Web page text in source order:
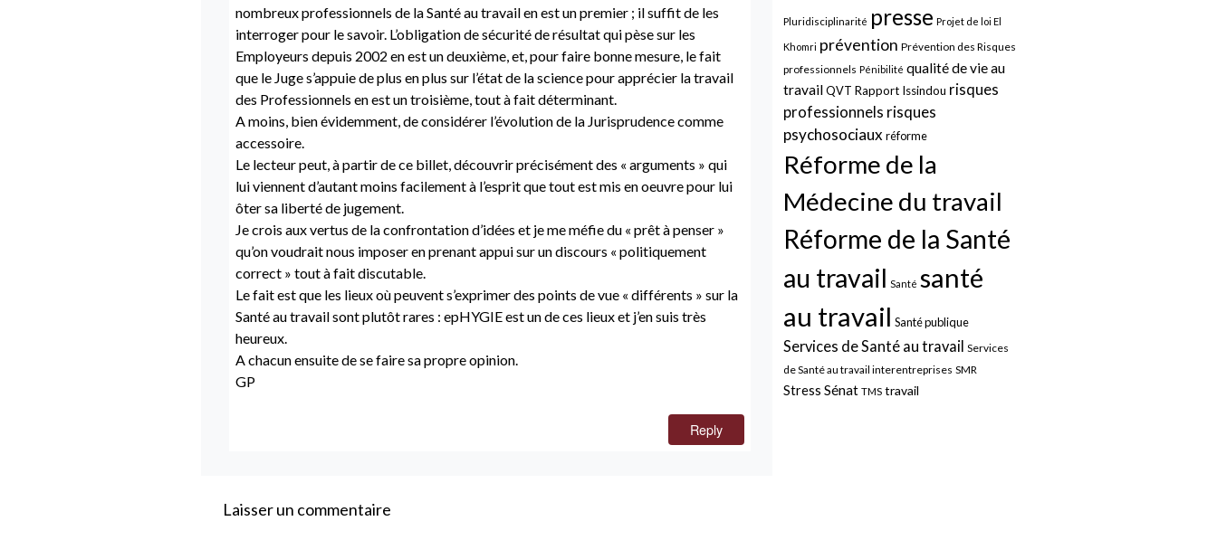
nombreux professionnels de la Santé au travail en est un premier ; il suffit de les
interroger pour le savoir. L’obligation de sécurité de résultat qui pèse sur les
Employeurs depuis 2002 en est un deuxième, et, pour faire bonne mesure, le fait
que le Juge s’appuie de plus en plus sur l’état de la science pour apprécier la travail
des Professionnels en est un troisième, tout à fait déterminant.
A moins, bien évidemment, de considérer l’évolution de la Jurisprudence comme
accessoire.
Le lecteur peut, à partir de ce billet, découvrir précisément des « arguments » qui
lui viennent d’autant moins facilement à l’esprit que tout est mis en oeuvre pour lui
ôter sa liberté de jugement.
Je crois aux vertus de la confrontation d’idées et je me méfie du « prêt à penser »
qu’on voudrait nous imposer en prenant appui sur un discours « politiquement
correct » tout à fait discutable.
Le fait est que les lieux où peuvent s’exprimer des points de vue « différents » sur la
Santé au travail sont plutôt rares : epHYGIE est un de ces lieux et j’en suis très
heureux.
A chacun ensuite de se faire sa propre opinion.
GP
Reply
Laisser un commentaire
Pluridisciplinarité presse Projet de loi El
Khomri prévention Prévention des Risques
professionnels Pénibilité qualité de vie au
travailQVT Rapport Issindou risques
professionnels risques
psychosociaux réforme
Réforme de la
Médecine du travail
Réforme de la Santé
au travail Santé santé
au travail Santé publique
Services de Santé au travail Services
de Santé au travail interentreprises SMR
Stress Sénat TMS travail